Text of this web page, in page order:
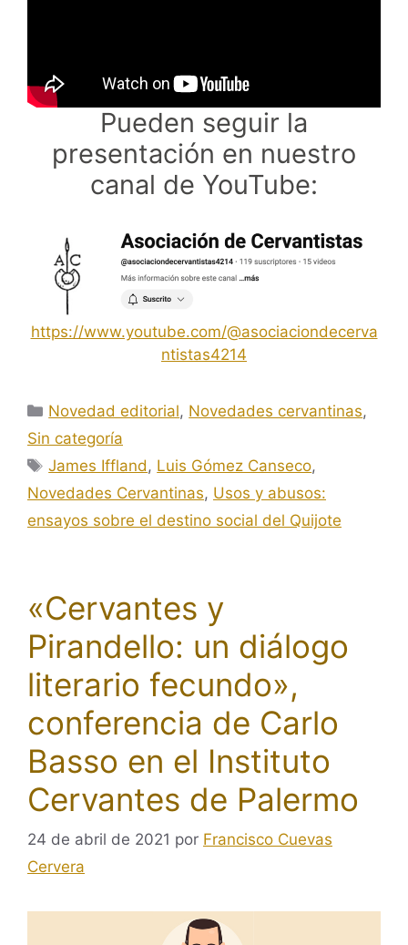
Pueden seguir la
presentación en nuestro
canal de YouTube:
https://www.youtube.com/@asociaciondecerva
ntistas4214
Categorías
Novedad editorial, Novedades cervantinas,
Sin categoría
Etiquetas
James Iffland , Luis Gómez Canseco,
Novedades Cervantinas, Usos y abusos:
ensayos sobre el destino social del Quijote
«Cervantes y
Pirandello: un diálogo
literario fecundo»,
conferencia de Carlo
Basso en el Instituto
Cervantes de Palermo
24 de abril de 2021 por Francisco Cuevas
Cervera